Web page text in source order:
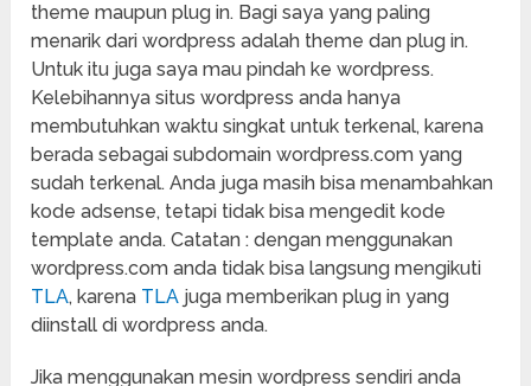
theme maupun plug in. Bagi saya yang paling
menarik dari wordpress adalah theme dan plug in.
Untuk itu juga saya mau pindah ke wordpress.
Kelebihannya situs wordpress anda hanya
membutuhkan waktu singkat untuk terkenal, karena
berada sebagai subdomain wordpress.com yang
sudah terkenal. Anda juga masih bisa menambahkan
kode adsense, tetapi tidak bisa mengedit kode
template anda. Catatan : dengan menggunakan
wordpress.com anda tidak bisa langsung mengikuti
TLA, karena TLA juga memberikan plug in yang
diinstall di wordpress anda.
Jika menggunakan mesin wordpress sendiri anda